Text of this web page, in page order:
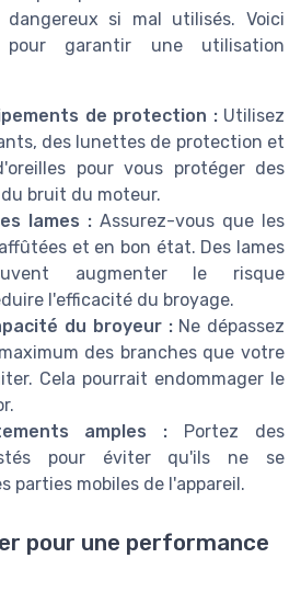
si mal utilisés. Voici
pour garantir une utilisation
de protection :Utilisez
des lunettes de protection et
pour vous protéger des
bruit du moteur.
lames : Assurez-vous que les
et en bon état. Des lames
augmenter le risque
l'efficacité du broyage.
du broyeur :Ne dépassez
des branches que votre
Cela pourrait endommager le
amples : Portez des
pour éviter qu'ils ne se
parties mobiles de l'appareil.
pour une performance